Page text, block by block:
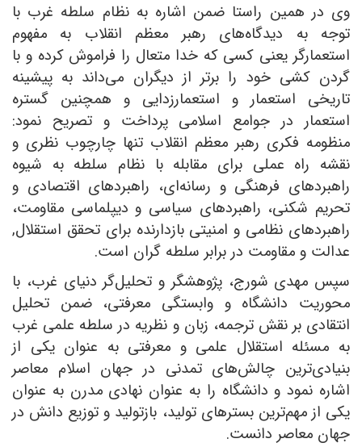
وی در همین راستا ضمن اشاره به نظام سلطه غرب با
توجه به دیدگاه‌های رهبر معظم انقلاب به مفهوم
استعمارگر یعنی کسی که خدا متعال را فراموش کرده و با
گردن کشی خود را برتر از دیگران می‌داند به پیشینه
تاریخی استعمار و استعمارزدایی و همچنین گستره
استعمار در جوامع اسلامی پرداخت و تصریح نمود:
منظومه فکری رهبر معظم انقلاب تنها چارچوب نظری و
نقشه راه عملی برای مقابله با نظام سلطه به شیوه
راهبردهای فرهنگی و رسانه‌ای، راهبردهای اقتصادی و
تحریم شکنی، راهبردهای سیاسی و دیپلماسی مقاومت،
راهبردهای نظامی و امنیتی بازدارنده برای تحقق استقلال,
عدالت و مقاومت در برابر سلطه گران است.
سپس مهدی شورج، پژوهشگر و تحلیل‌گر دنیای غرب، با
محوریت دانشگاه و وابستگی معرفتی، ضمن تحلیل
انتقادی بر نقش ترجمه، زبان و نظریه در سلطه علمی غرب
به مسئله استقلال علمی و معرفتی به عنوان یکی از
بنیادی‌ترین چالش‌های تمدنی در جهان اسلام معاصر
اشاره نمود و دانشگاه را به عنوان نهادی مدرن به عنوان
یکی از مهم‌ترین بسترهای تولید، بازتولید و توزیع دانش در
جهان معاصر دانست.